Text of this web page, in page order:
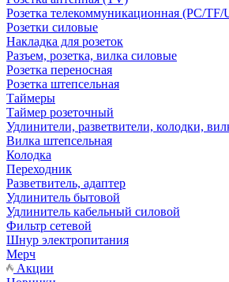
Розетка телекоммуникационная (PC/
Розетки силовые
Накладка для розеток
Разъем, розетка, вилка силовые
Розетка переносная
Розетка штепсельная
Таймеры
Таймер розеточный
Удлинители, разветвители, колодки,
Вилка штепсельная
Колодка
Переходник
Разветвитель, адаптер
Удлинитель бытовой
Удлинитель кабельный силовой
Фильтр сетевой
Шнур электропитания
Мерч
Акции